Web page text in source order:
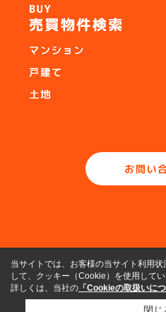
当サイトでは、お客様の当サイト利用
して、クッキー（Cookie）を使用してい
詳しくは、当社の 「Cookieの取扱いにつ